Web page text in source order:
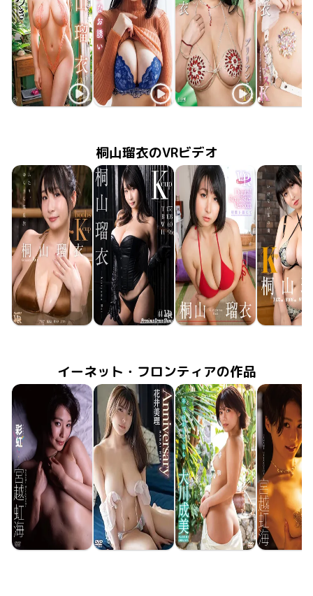
桐山瑠衣
桐山瑠衣
桐山瑠衣
桐山瑠
桐山瑠衣のVRビデオ
桐山瑠衣
桐山瑠衣
桐山瑠衣
桐山瑠
イーネット・フロンティアの作品
宮越虹海
花井美理
大川成美
宮越虹